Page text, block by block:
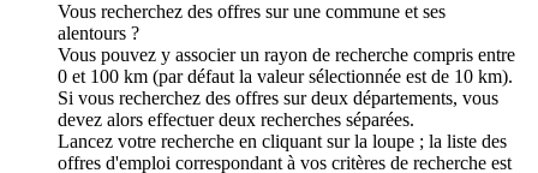
Vous recherchez des offres sur une commune et ses
alentours ?
Vous pouvez y associer un rayon de recherche compris entre
0 et 100 km (par défaut la valeur sélectionnée est de 10 km).
Si vous recherchez des offres sur deux départements, vous
devez alors effectuer deux recherches séparées.
Lancez votre recherche en cliquant sur la loupe ; la liste des
offres d'emploi correspondant à vos critères de recherche est